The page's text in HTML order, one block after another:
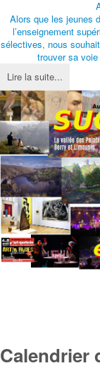
Alors que les jeunes
l’enseignement
sélectives, nous
trouver sa
Lire la suite...
Calendrier